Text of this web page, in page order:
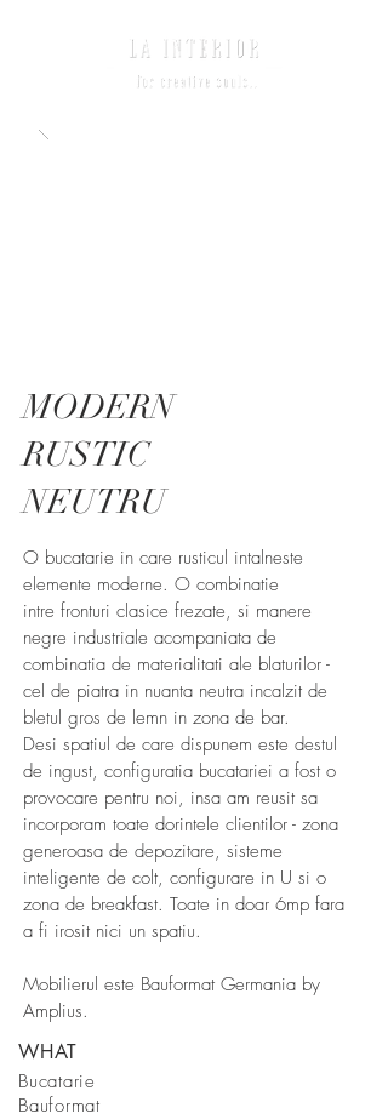
MODERN
RUSTIC
NEUTRU
O bucatarie in care rusticul intalneste
elemente moderne. O combinatie
intre fronturi clasice frezate, si manere
negre industriale acompaniata de
combinatia de materialitati ale blaturilor -
cel de piatra in nuanta neutra incalzit de
bletul gros de lemn in zona de bar.
Desi spatiul de care dispunem este destul
de ingust, configuratia bucatariei a fost o
provocare pentru noi, insa am reusit sa
incorporam toate dorintele clientilor - zona
generoasa de depozitare, sisteme
inteligente de colt, configurare in U si o
zona de breakfast. Toate in doar 6mp fara
a fi irosit nici un spatiu.
Mobilierul este Bauformat Germania by
Amplius.
WHAT
Bucatarie
Bauformat